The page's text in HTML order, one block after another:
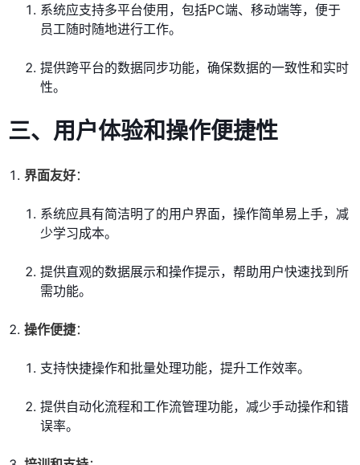
系统应支持多平台使用，包括PC端、移动端等，便于
员工随时随地进行工作。
提供跨平台的数据同步功能，确保数据的一致性和实时
性。
三、用户体验和操作便捷性
界面友好：
系统应具有简洁明了的用户界面，操作简单易上手，减
少学习成本。
提供直观的数据展示和操作提示，帮助用户快速找到所
需功能。
操作便捷：
支持快捷操作和批量处理功能，提升工作效率。
提供自动化流程和工作流管理功能，减少手动操作和错
误率。